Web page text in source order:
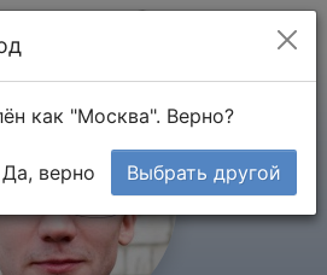
как "Москва". Верно?
Да, верно Выбрать другой